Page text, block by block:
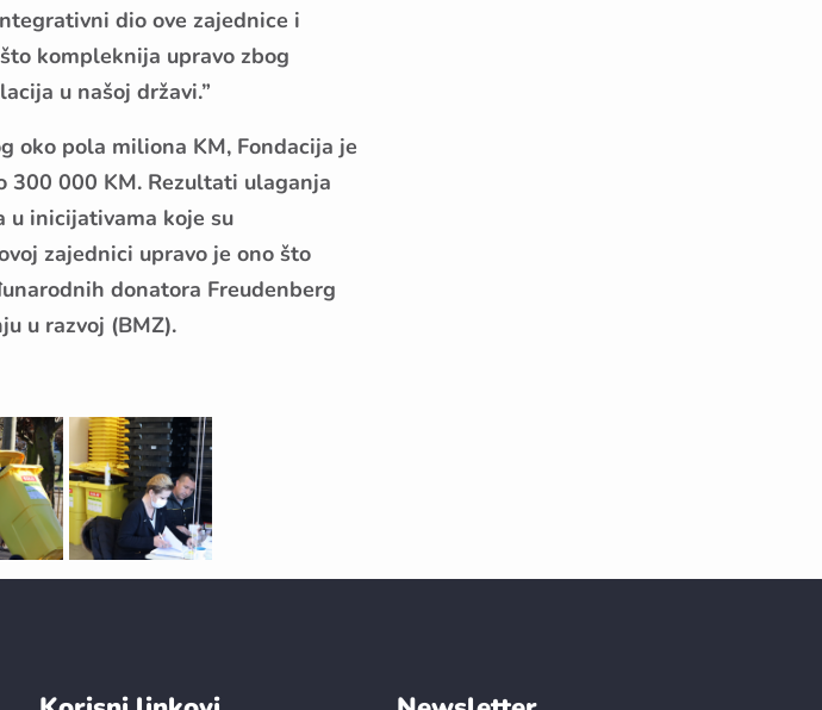
dio ove zajednice i
kompleknija upravo zbog
u našoj državi.”
oko pola miliona KM, Fondacija je
300 000 KM. Rezultati ulaganja
u inicijativama koje su
zajednici upravo je ono što
donatora Freudenberg
u razvoj (BMZ).